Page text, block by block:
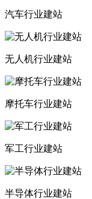
汽车行业建站
无人机行业建站
摩托车行业建站
军工行业建站
半导体行业建站